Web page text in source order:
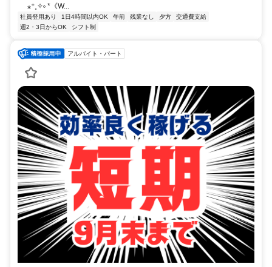
⁎⁺˳✧༚ *《W...
社員登用あり 1日4時間以内OK 午前 残業なし 夕方
交通費支給
週2・3日からOK
シフト制
アルバイト・パート